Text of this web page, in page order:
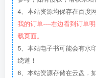
4、本站资源均保存在百度
我的订单----右边看到订单
载页面。
5、本站电子书可能会有水
绕道！
6、本站资源存储在云盘，